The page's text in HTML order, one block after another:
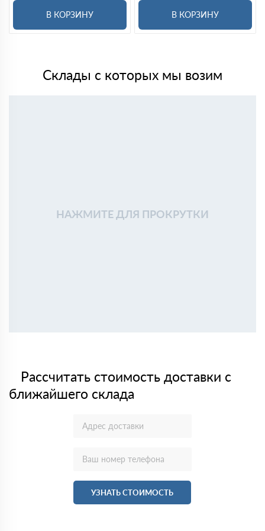
В КОРЗИНУ В КОРЗИНУ
Склады с которых мы возим
НАЖМИТЕ ДЛЯ ПРОКРУТКИ
Рассчитать стоимость доставки с
ближайшего склада
УЗНАТЬ СТОИМОСТЬ